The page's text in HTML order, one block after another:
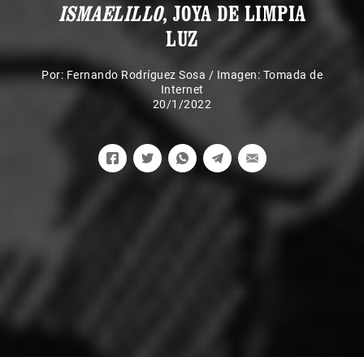
ISMAELILLO, JOYA DE LIMPIA
LUZ
Por: Fernando Rodríguez Sosa / Imagen: Tomada de
Internet
20/1/2022